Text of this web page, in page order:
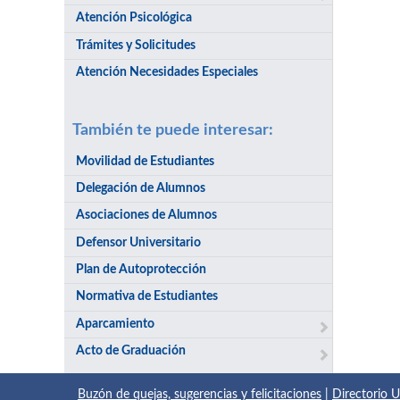
Atención Psicológica
Trámites y Solicitudes
Atención Necesidades Especiales
También te puede interesar:
Movilidad de Estudiantes
Delegación de Alumnos
Asociaciones de Alumnos
Defensor Universitario
Plan de Autoprotección
Normativa de Estudiantes
Aparcamiento
Acto de Graduación
Buzón de quejas, sugerencias y felicitaciones Directorio